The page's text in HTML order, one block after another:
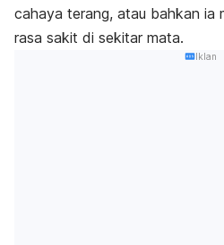
cahaya terang, atau bahkan ia
rasa sakit di sekitar mata.
Iklan